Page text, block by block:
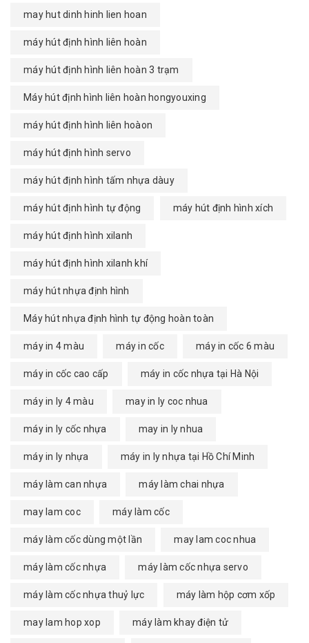
may hut dinh hinh lien hoan
máy hút định hình liên hoàn
máy hút định hình liên hoàn 3 trạm
Máy hút định hình liên hoàn hongyouxing
máy hút định hình liên hoàon
máy hút định hình servo
máy hút định hình tấm nhựa dàuy
máy hút định hình tự động máy hút định hình xích
máy hút định hình xilanh
máy hút định hình xilanh khí
máy hút nhựa định hình
Máy hút nhựa định hình tự động hoàn toàn
máy in 4 màu máy in cốc máy in cốc 6 màu
máy in cốc cao cấp máy in cốc nhựa tại Hà Nội
máy in ly 4 màu may in ly coc nhua
máy in ly cốc nhựa may in ly nhua
máy in ly nhựa máy in ly nhựa tại Hồ Chí Minh
máy làm can nhựa máy làm chai nhựa
may lam coc máy làm cốc
máy làm cốc dùng một lần may lam coc nhua
máy làm cốc nhựa máy làm cốc nhựa servo
máy làm cốc nhựa thuỷ lực máy làm hộp cơm xốp
may lam hop xop máy làm khay điện tử